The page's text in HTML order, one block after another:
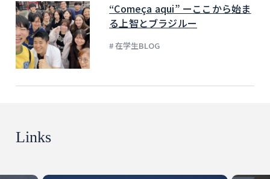
“Começa aqui” ーここから始ま
る上智とブラジルー
# 在学生BLOG
Links